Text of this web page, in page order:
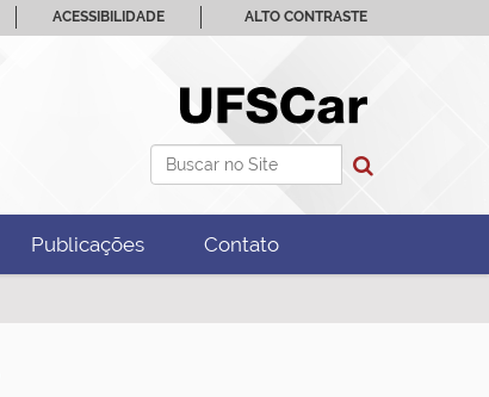
Busca
ACESSIBILIDADE ALTO CONTRASTE
Publicações Contato